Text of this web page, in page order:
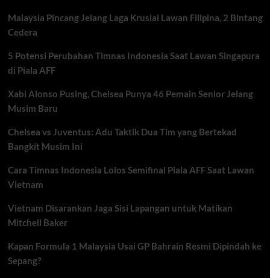
Malaysia Pincang Jelang Laga Krusial Lawan Filipina, 2 Bintang
Cedera
5 Potensi Perubahan Timnas Indonesia Saat Lawan Singapura
di Piala AFF
Xabi Alonso Pusing, Chelsea Punya 46 Pemain Senior Jelang
Musim Baru
Chelsea vs Juventus: Adu Taktik Dua Tim yang Bertekad
Bangkit Musim Ini
Cara Timnas Indonesia Lolos Semifinal Piala AFF Saat Lawan
Vietnam
Vietnam Disarankan Jaga Sisi Lapangan untuk Matikan
Mitchell Baker
Kapan Formula 1 Malaysia Usai GP Bahrain Resmi Dipindah ke
Sepang?